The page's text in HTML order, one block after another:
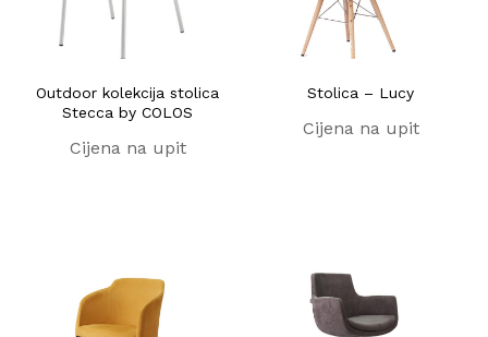
Outdoor kolekcija stolica
Stecca by COLOS
Cijena na upit
Stolica – Lucy
Cijena na upit